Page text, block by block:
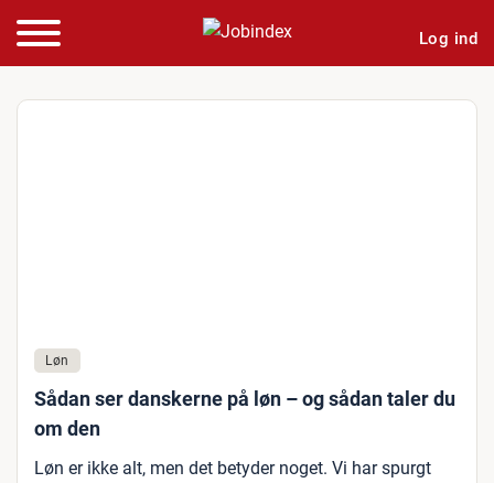
Log ind
Løn
Sådan ser danskerne på løn – og sådan taler du
om den
Løn er ikke alt, men det betyder noget. Vi har spurgt